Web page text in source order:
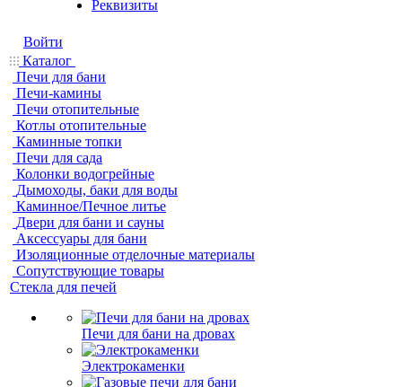
Реквизиты
Войти
Каталог
Печи для бани
Печи-камины
Печи отопительные
Котлы отопительные
Каминные топки
Печи для сада
Колонки водогрейные
Дымоходы, баки для воды
Каминное/Печное литье
Двери для бани и сауны
Аксессуары для бани
Изоляционные отделочные материалы
Сопутствующие товары
Стекла для печей
Печи для бани на дровах
Электрокаменки